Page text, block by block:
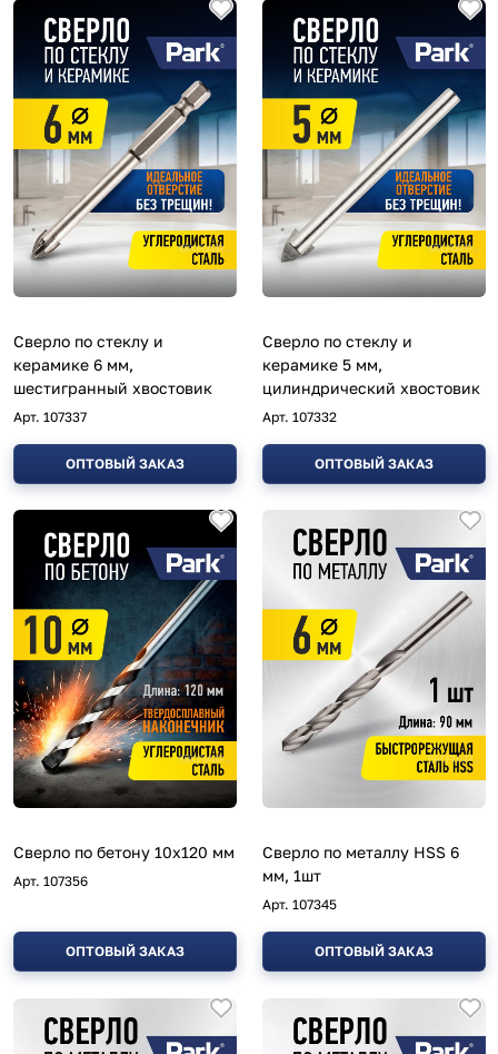
Сверло по стеклу и
керамике 6 мм,
шестигранный хвостовик
Арт. 107337
ОПТОВЫЙ ЗАКАЗ
Сверло по стеклу и
керамике 5 мм,
цилиндрический хвостовик
Арт. 107332
ОПТОВЫЙ ЗАКАЗ
Сверло по бетону 10х120 мм
Арт. 107356
ОПТОВЫЙ ЗАКАЗ
Сверло по металлу HSS 6
мм, 1шт
Арт. 107345
ОПТОВЫЙ ЗАКАЗ